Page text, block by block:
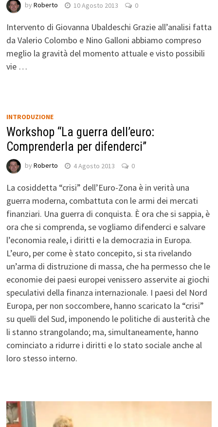
by Roberto 10 Agosto 2013 0
Intervento di Giovanna Ubaldeschi Grazie all’analisi fatta
da Valerio Colombo e Nino Galloni abbiamo compreso
meglio la gravità del momento attuale e visto possibili
vie …
INTRODUZIONE
Workshop “La guerra dell’euro:
Comprenderla per difenderci”
by Roberto 4 Agosto 2013 0
La cosiddetta “crisi” dell’Euro-Zona è in verità una
guerra moderna, combattuta con le armi dei mercati
finanziari. Una guerra di conquista. È ora che si sappia, è
ora che si comprenda, se vogliamo difenderci e salvare
l’economia reale, i diritti e la democrazia in Europa.
L’euro, per come è stato concepito, si sta rivelando
un’arma di distruzione di massa, che ha permesso che le
economie dei paesi europei venissero asservite ai giochi
speculativi della finanza internazionale. I paesi del Nord
Europa, per non soccombere, hanno scaricato la “crisi”
su quelli del Sud, imponendo le politiche di austerità che
li stanno strangolando; ma, simultaneamente, hanno
cominciato a ridurre i diritti e lo stato sociale anche al
loro stesso interno.